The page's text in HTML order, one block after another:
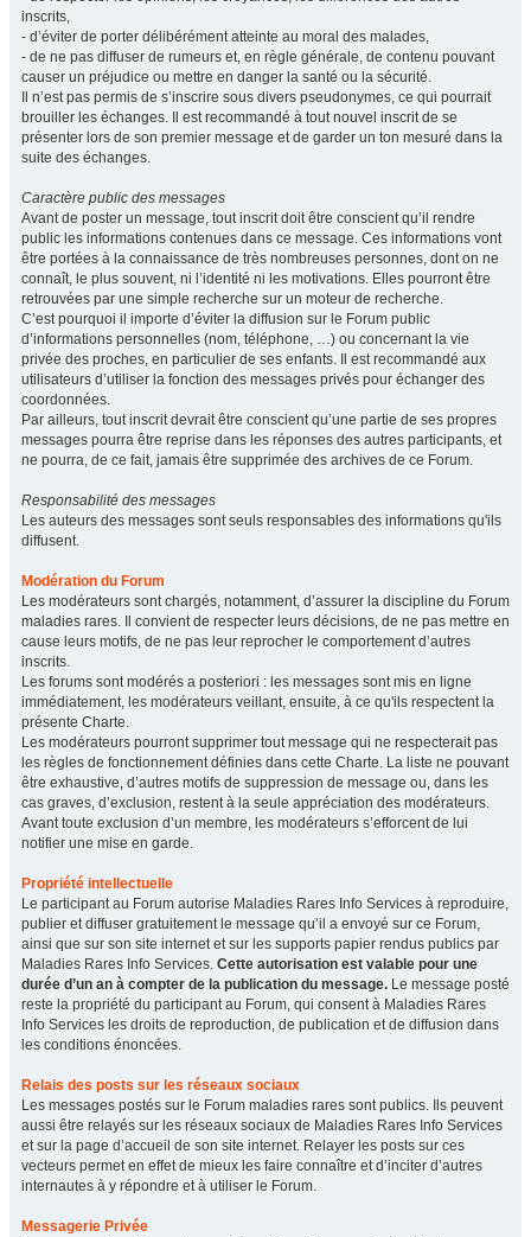
inscrits,
- d’éviter de porter délibérément atteinte au moral des malades,
- de ne pas diffuser de rumeurs et, en règle générale, de contenu pouvant
causer un préjudice ou mettre en danger la santé ou la sécurité.
Il n’est pas permis de s’inscrire sous divers pseudonymes, ce qui pourrait
brouiller les échanges. Il est recommandé à tout nouvel inscrit de se
présenter lors de son premier message et de garder un ton mesuré dans la
suite des échanges.
Caractère public des messages
Avant de poster un message, tout inscrit doit être conscient qu’il rendre
public les informations contenues dans ce message. Ces informations vont
être portées à la connaissance de très nombreuses personnes, dont on ne
connaît, le plus souvent, ni l’identité ni les motivations. Elles pourront être
retrouvées par une simple recherche sur un moteur de recherche.
C’est pourquoi il importe d’éviter la diffusion sur le Forum public
d’informations personnelles (nom, téléphone, …) ou concernant la vie
privée des proches, en particulier de ses enfants. Il est recommandé aux
utilisateurs d’utiliser la fonction des messages privés pour échanger des
coordonnées.
Par ailleurs, tout inscrit devrait être conscient qu’une partie de ses propres
messages pourra être reprise dans les réponses des autres participants, et
ne pourra, de ce fait, jamais être supprimée des archives de ce Forum.
Responsabilité des messages
Les auteurs des messages sont seuls responsables des informations qu'ils
diffusent.
Modération du Forum
Les modérateurs sont chargés, notamment, d’assurer la discipline du Forum
maladies rares. Il convient de respecter leurs décisions, de ne pas mettre en
cause leurs motifs, de ne pas leur reprocher le comportement d’autres
inscrits.
Les forums sont modérés a posteriori : les messages sont mis en ligne
immédiatement, les modérateurs veillant, ensuite, à ce qu'ils respectent la
présente Charte.
Les modérateurs pourront supprimer tout message qui ne respecterait pas
les règles de fonctionnement définies dans cette Charte. La liste ne pouvant
être exhaustive, d’autres motifs de suppression de message ou, dans les
cas graves, d’exclusion, restent à la seule appréciation des modérateurs.
Avant toute exclusion d’un membre, les modérateurs s’efforcent de lui
notifier une mise en garde.
Propriété intellectuelle
Le participant au Forum autorise Maladies Rares Info Services à reproduire,
publier et diffuser gratuitement le message qu’il a envoyé sur ce Forum,
ainsi que sur son site internet et sur les supports papier rendus publics par
Maladies Rares Info Services. Cette autorisation est valable pour une
durée d’un an à compter de la publication du message. Le message posté
reste la propriété du participant au Forum, qui consent à Maladies Rares
Info Services les droits de reproduction, de publication et de diffusion dans
les conditions énoncées.
Relais des posts sur les réseaux sociaux
Les messages postés sur le Forum maladies rares sont publics. Ils peuvent
aussi être relayés sur les réseaux sociaux de Maladies Rares Info Services
et sur la page d’accueil de son site internet. Relayer les posts sur ces
vecteurs permet en effet de mieux les faire connaître et d’inciter d’autres
internautes à y répondre et à utiliser le Forum.
Messagerie Privée